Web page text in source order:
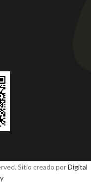
Sitio creado porDigital